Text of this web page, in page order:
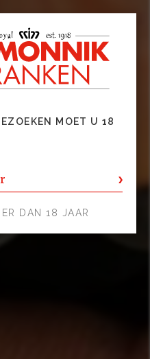
MOET U 18
DAN 18 JAAR